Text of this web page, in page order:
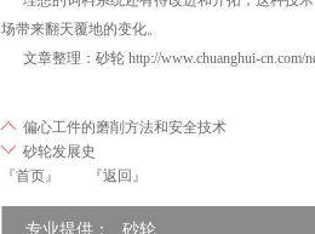
场带来翻天覆地的变化。
文章整理：砂轮 http://www.chuanghui-cn.com/
偏心工件的磨削方法和安全技术
砂轮发展史
『首页』
『返回』
专业提供： 砂轮